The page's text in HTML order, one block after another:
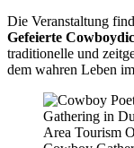
Die Veranstaltung
Gefeierte
traditionelle und
dem wahren Leben